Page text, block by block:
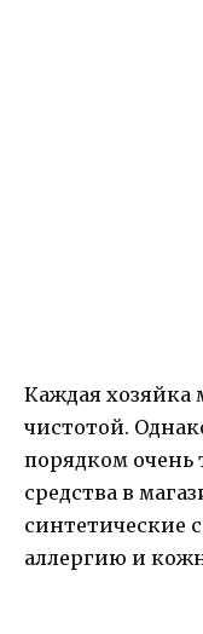
Каждая хозяйка
чистотой.
порядком очень
средства в
синтетические
аллергию и